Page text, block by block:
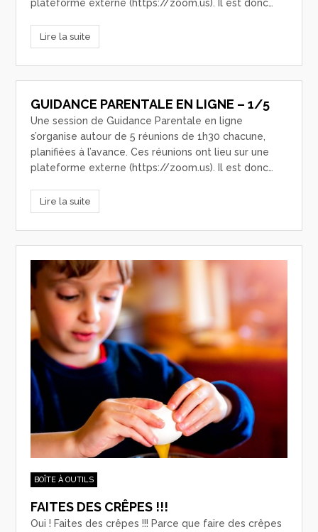
plateforme externe (https://zoom.us). Il est donc…
Lire la suite
GUIDANCE PARENTALE EN LIGNE – 1/5
Une session de Guidance Parentale en ligne
s’organise autour de 5 réunions de 1h30 chacune,
planifiées à l’avance. Ces réunions ont lieu sur une
plateforme externe (https://zoom.us). Il est donc…
Lire la suite
BOÎTE À OUTILS
FAITES DES CRÊPES !!!
Oui ! Faites des crêpes !!! Parce que faire des crêpes